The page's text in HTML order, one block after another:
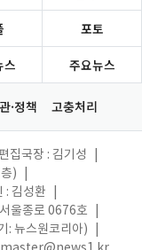
포토
스 주요뉴스
·정책 고충처리
집국장 : 김기성
)
: 김성환
울종로 0676호
: 뉴스원코리아)